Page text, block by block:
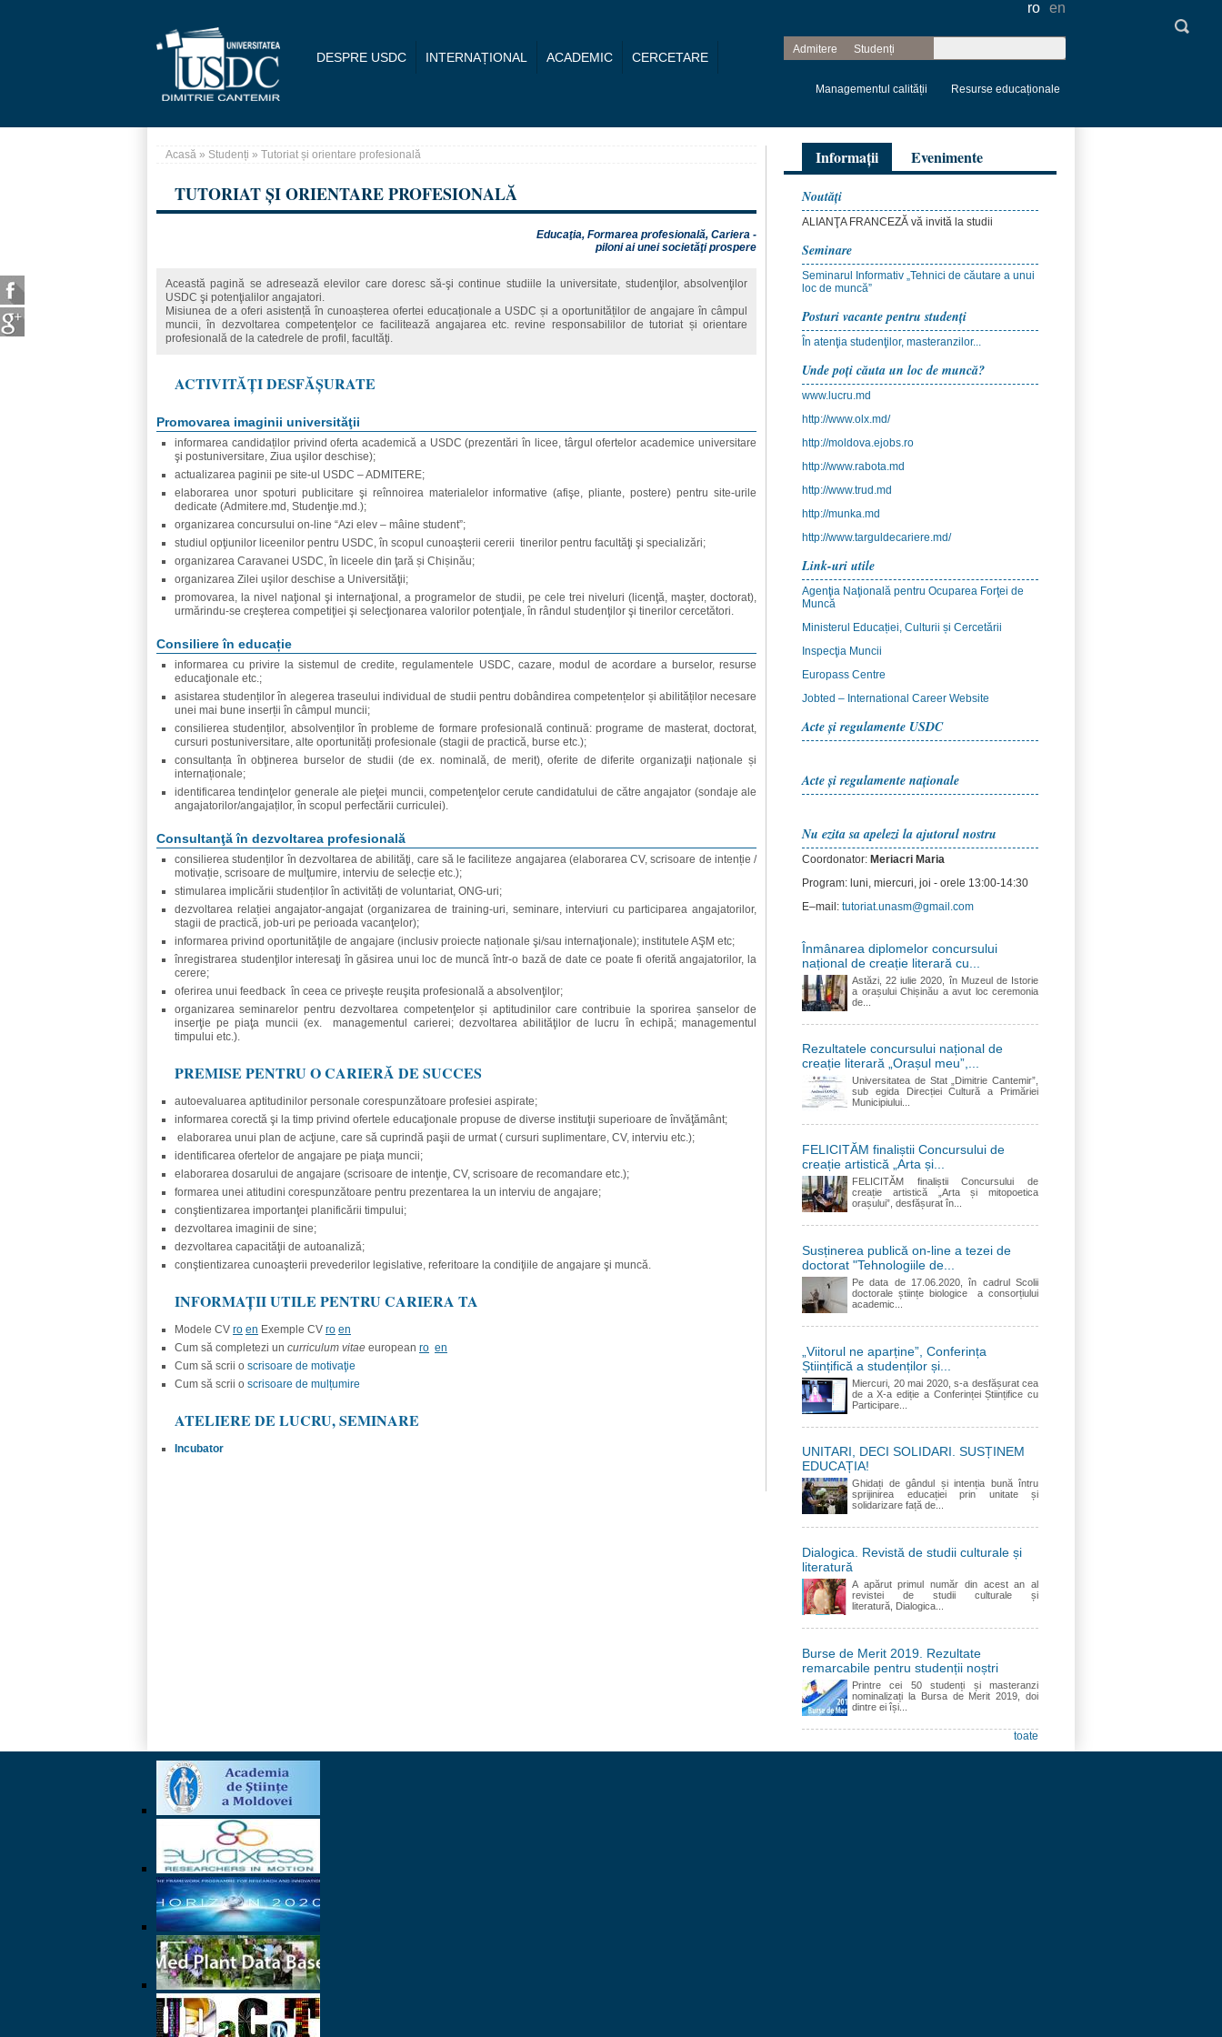
DESPRE USDC INTERNAȚIONAL ACADEMIC CERCETARE
ro en
Admitere Studenți
Formular de
căutare
Managementul calității Resurse educaționale
Acasă » Studenți » Tutoriat și orientare profesională
TUTORIAT ȘI ORIENTARE PROFESIONALĂ
Educaţia, Formarea profesională, Cariera -
piloni ai unei societăţi prospere
Această pagină se adresează elevilor care doresc să-şi continue studiile la universitate, studenţilor, absolvenţilor
USDC şi potenţialilor angajatori.
Misiunea de a oferi asistență în cunoașterea ofertei educaționale a USDC și a oportunităților de angajare în câmpul
muncii, în dezvoltarea competenţelor ce facilitează angajarea etc. revine responsabililor de tutoriat și orientare
profesională de la catedrele de profil, facultăţi.
ACTIVITĂȚI DESFĂȘURATE
Promovarea imaginii universităţii
informarea candidaților privind oferta academică a USDC (prezentări în licee, târgul ofertelor academice universitare
şi postuniversitare, Ziua uşilor deschise);
actualizarea paginii pe site-ul USDC – ADMITERE;
elaborarea unor spoturi publicitare şi reînnoirea materialelor informative (afişe, pliante, postere) pentru site-urile
dedicate (Admitere.md, Studenţie.md.);
organizarea concursului on-line “Azi elev – mâine student”;
studiul opţiunilor liceenilor pentru USDC, în scopul cunoaşterii cererii tinerilor pentru facultăţi şi specializări;
organizarea Caravanei USDC, în liceele din ţară și Chișinău;
organizarea Zilei uşilor deschise a Universităţii;
promovarea, la nivel naţional şi internaţional, a programelor de studii, pe cele trei niveluri (licenţă, maşter, doctorat),
urmărindu-se creşterea competiţiei şi selecţionarea valorilor potenţiale, în rândul studenţilor şi tinerilor cercetători.
Consiliere în educație
informarea cu privire la sistemul de credite, regulamentele USDC, cazare, modul de acordare a burselor, resurse
educaţionale etc.;
asistarea studenților în alegerea traseului individual de studii pentru dobândirea competențelor și abilităților necesare
unei mai bune inserții în câmpul muncii;
consilierea studenților, absolvenților în probleme de formare profesională continuă: programe de masterat, doctorat,
cursuri postuniversitare, alte oportunități profesionale (stagii de practică, burse etc.);
consultanța în obţinerea burselor de studii (de ex. nominală, de merit), oferite de diferite organizaţii naționale și
internaționale;
identificarea tendinţelor generale ale pieţei muncii, competenţelor cerute candidatului de către angajator (sondaje ale
angajatorilor/angajaților, în scopul perfectării curriculei).
Consultanţă în dezvoltarea profesională
consilierea studenților în dezvoltarea de abilităţi, care să le faciliteze angajarea (elaborarea CV, scrisoare de intenție /
motivație, scrisoare de mulţumire, interviu de selecție etc.);
stimularea implicării studenților în activități de voluntariat, ONG-uri;
dezvoltarea relației angajator-angajat (organizarea de training-uri, seminare, interviuri cu participarea angajatorilor,
stagii de practică, job-uri pe perioada vacanţelor);
informarea privind oportunităţile de angajare (inclusiv proiecte naționale şi/sau internaţionale); institutele AŞM etc;
înregistrarea studenţilor interesaţi în găsirea unui loc de muncă într-o bază de date ce poate fi oferită angajatorilor, la
cerere;
oferirea unui feedback în ceea ce priveşte reuşita profesională a absolvenţilor;
organizarea seminarelor pentru dezvoltarea competenţelor și aptitudinilor care contribuie la sporirea șanselor de
inserţie pe piaţa muncii (ex.
managementul carierei; dezvoltarea abilităţilor de lucru în echipă; managementul
timpului etc.).
PREMISE PENTRU O CARIERĂ DE SUCCES
autoevaluarea aptitudinilor personale corespunzătoare profesiei aspirate;
informarea corectă şi la timp privind ofertele educaţionale propuse de diverse instituţii superioare de învăţământ;
elaborarea unui plan de acţiune, care să cuprindă paşii de urmat ( cursuri suplimentare, CV, interviu etc.);
identificarea ofertelor de angajare pe piaţa muncii;
elaborarea dosarului de angajare (scrisoare de intenţie, CV, scrisoare de recomandare etc.);
formarea unei atitudini corespunzătoare pentru prezentarea la un interviu de angajare;
conştientizarea importanţei planificării timpului;
dezvoltarea imaginii de sine;
dezvoltarea capacităţii de autoanaliză;
conştientizarea cunoaşterii prevederilor legislative, referitoare la condiţiile de angajare şi muncă.
INFORMAȚII UTILE PENTRU CARIERA TA
Modele CV ro en Exemple CV ro en
Cum să completezi un curriculum vitae european ro en
Cum să scrii o scrisoare de motivaţie
Cum să scrii o scrisoare de mulțumire
ATELIERE DE LUCRU, SEMINARE
Incubator
Informații Evenimente
Noutăţi
ALIANŢA FRANCEZĂ vă invită la studii
Seminare
Seminarul Informativ „Tehnici de căutare a unui
loc de muncă”
Posturi vacante pentru studenţi
În atenţia studenţilor, masteranzilor...
Unde poţi căuta un loc de muncă?
www.lucru.md
http://www.olx.md/
http://moldova.ejobs.ro
http://www.rabota.md
http://www.trud.md
http://munka.md
http://www.targuldecariere.md/
Link-uri utile
Agenţia Naţională pentru Ocuparea Forţei de
Muncă
Ministerul Educației, Culturii și Cercetării
Inspecţia Muncii
Europass Centre
Jobted – International Career Website
Acte şi regulamente USDC
Acte şi regulamente naţionale
Nu ezita sa apelezi la ajutorul nostru
Coordonator: Meriacri Maria
Program: luni, miercuri, joi - orele 13:00-14:30
E–mail: tutoriat.unasm@gmail.com
Înmânarea diplomelor concursului
național de creație literară cu...
Astăzi, 22 iulie 2020, în Muzeul de Istorie
a orașului Chișinău a avut loc ceremonia
de...
Rezultatele concursului național de
creație literară „Orașul meu”,...
Universitatea de Stat „Dimitrie Cantemir”,
sub egida Direcției Cultură a Primăriei
Municipiului...
FELICITĂM finaliștii Concursului de
creație artistică „Arta și...
FELICITĂM finaliștii Concursului de
creație artistică „Arta și mitopoetica
orașului”, desfășurat în...
Susținerea publică on-line a tezei de
doctorat "Tehnologiile de...
Pe data de 17.06.2020, în cadrul Scolii
doctorale științe biologice a consorțiului
academic...
„Viitorul ne aparține”, Conferința
Științifică a studenților și...
Miercuri, 20 mai 2020, s-a desfășurat cea
de a X-a ediție a Conferinței Științifice cu
Participare...
UNITARI, DECI SOLIDARI. SUSȚINEM
EDUCAȚIA!
Ghidați de gândul și intenția bună întru
sprijinirea educației prin unitate și
solidarizare față de...
Dialogica. Revistă de studii culturale și
literatură
A apărut primul număr din acest an al
revistei de studii culturale și
literatură, Dialogica...
Burse de Merit 2019. Rezultate
remarcabile pentru studenții noștri
Printre cei 50 studenți și masteranzi
nominalizați la Bursa de Merit 2019, doi
dintre ei își...
toate